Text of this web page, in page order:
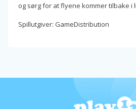
og sørg for at flyene kommer tilbake
Spillutgiver: GameDistribution